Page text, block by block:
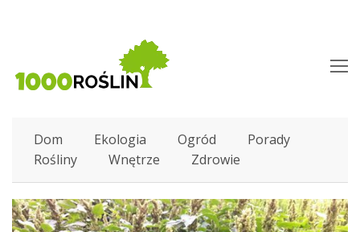
Dom Ekologia Ogród
Porady
Rośliny
Wnętrze Zdrowie